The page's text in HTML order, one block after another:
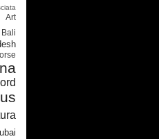
Art
Bali